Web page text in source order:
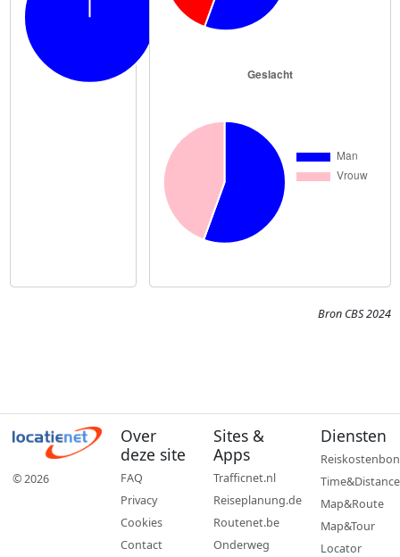
Bron CBS 2024
© 2026
Over
deze site
FAQ
Privacy
Cookies
Contact
Sites &
Apps
Trafficnet.nl
Reiseplanung.de
Routenet.be
Onderweg
Diensten
Reiskostenbon
Time&Distance
Map&Route
Map&Tour
Locator